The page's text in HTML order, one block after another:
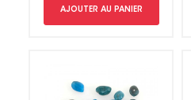
AJOUTER AU PANIER